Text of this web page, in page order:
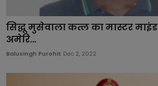
सिद्धू मुसेवाला कत्ल का मास्टर माइंड
अमेरि...
Balusingh Purohit Dec 2, 2022